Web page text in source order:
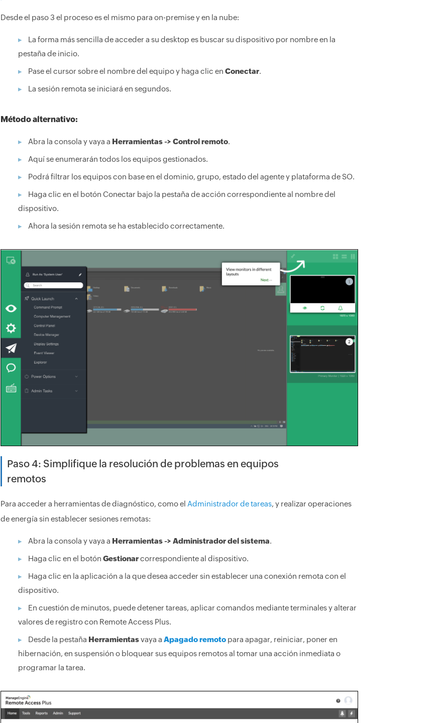
Desde el paso 3 el proceso es el mismo para on-premise y en la nube:
La forma más sencilla de acceder a su desktop es buscar su dispositivo por nombre en la
pestaña de inicio.
Pase el cursor sobre el nombre del equipo y haga clic en Conectar.
La sesión remota se iniciará en segundos.
Método alternativo:
Abra la consola y vaya a Herramientas -> Control remoto.
Aquí se enumerarán todos los equipos gestionados.
Podrá filtrar los equipos con base en el dominio, grupo, estado del agente y plataforma de SO.
Haga clic en el botón Conectar bajo la pestaña de acción correspondiente al nombre del
dispositivo.
Ahora la sesión remota se ha establecido correctamente.
Paso 4: Simplifique la resolución de problemas en equipos
remotos
Para acceder a herramientas de diagnóstico, como el Administrador de tareas, y realizar operaciones
de energía sin establecer sesiones remotas:
Abra la consola y vaya a Herramientas -> Administrador del sistema.
Haga clic en el botón Gestionarcorrespondiente al dispositivo.
Haga clic en la aplicación a la que desea acceder sin establecer una conexión remota con el
dispositivo.
En cuestión de minutos, puede detener tareas, aplicar comandos mediante terminales y alterar
valores de registro con Remote Access Plus.
Desde la pestaña Herramientasvaya a Apagado remoto para apagar, reiniciar, poner en
hibernación, en suspensión o bloquear sus equipos remotos al tomar una acción inmediata o
programar la tarea.